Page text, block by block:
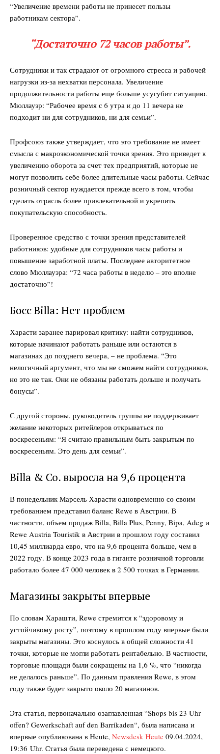
“Увеличение времени работы не принесет пользы
работникам сектора”.
“Достаточно 72 часов работы”.
Сотрудники и так страдают от огромного стресса и рабочей
нагрузки из-за нехватки персонала. Увеличение
продолжительности работы еще больше усугубит ситуацию.
Мюллауэр: “Рабочее время с 6 утра и до 11 вечера не
подходит ни для сотрудников, ни для семьи”.
Профсоюз также утверждает, что это требование не имеет
смысла с макроэкономической точки зрения. Это приведет к
увеличению оборота за счет тех предприятий, которые не
могут позволить себе более длительные часы работы. Сейчас
розничный сектор нуждается прежде всего в том, чтобы
сделать отрасль более привлекательной и укрепить
покупательскую способность.
Проверенное средство с точки зрения представителей
работников: удобные для сотрудников часы работы и
повышение заработной платы. Последнее авторитетное
слово Мюллауэра: “72 часа работы в неделю – это вполне
достаточно”!
Босс Billa: Нет проблем
Харасти заранее парировал критику: найти сотрудников,
которые начинают работать раньше или остаются в
магазинах до позднего вечера, – не проблема. “Это
нелогичный аргумент, что мы не сможем найти сотрудников,
но это не так. Они не обязаны работать дольше и получать
бонусы”.
С другой стороны, руководитель группы не поддерживает
желание некоторых ритейлеров открываться по
воскресеньям: “Я считаю правильным быть закрытым по
воскресеньям. Это день для семьи”.
Billa & Co. выросла на 9,6 процента
В понедельник Марсель Харасти одновременно со своим
требованием представил баланс Rewe в Австрии. В
частности, объем продаж Billa, Billa Plus, Penny, Bipa, Adeg и
Rewe Austria Touristik в Австрии в прошлом году составил
10,45 миллиарда евро, что на 9,6 процента больше, чем в
2022 году. В конце 2023 года в гиганте розничной торговли
работало более 47 000 человек в 2 500 точках в Германии.
Магазины закрыты впервые
По словам Харашти, Rewe стремится к “здоровому и
устойчивому росту”, поэтому в прошлом году впервые были
закрыты магазины. Это коснулось в общей сложности 41
точки, которые не могли работать рентабельно. В частности,
торговые площади были сокращены на 1,6 %, что “никогда
не делалось раньше”. По данным правления Rewe, в этом
году также будет закрыто около 20 магазинов.
Эта статья, первоначально озаглавленная “Shops bis 23 Uhr
offen? Gewerkschaft auf den Barrikaden“, была написана и
впервые опубликована в Heute, Newsdesk Heute 09.04.2024,
19:36 Uhr. Статья была переведена с немецкого.